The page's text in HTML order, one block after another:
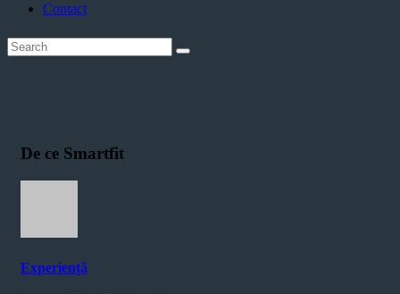
Contact
De ce Smartfit
Experiență